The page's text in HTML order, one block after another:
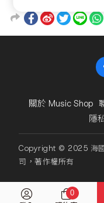
關於 Music Shop
隱
Copyright © 2025 海國
司，著作權所有
0